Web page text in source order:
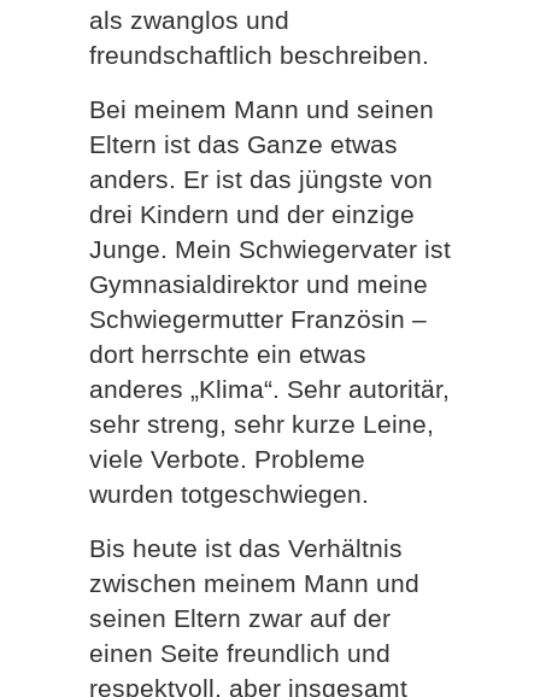
als zwanglos und
freundschaftlich beschreiben.
Bei meinem Mann und seinen
Eltern ist das Ganze etwas
anders. Er ist das jüngste von
drei Kindern und der einzige
Junge. Mein Schwiegervater ist
Gymnasialdirektor und meine
Schwiegermutter Französin –
dort herrschte ein etwas
anderes „Klima“. Sehr autoritär,
sehr streng, sehr kurze Leine,
viele Verbote. Probleme
wurden totgeschwiegen.
Bis heute ist das Verhältnis
zwischen meinem Mann und
seinen Eltern zwar auf der
einen Seite freundlich und
respektvoll, aber insgesamt